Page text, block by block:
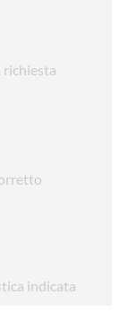
richiesta
indicata